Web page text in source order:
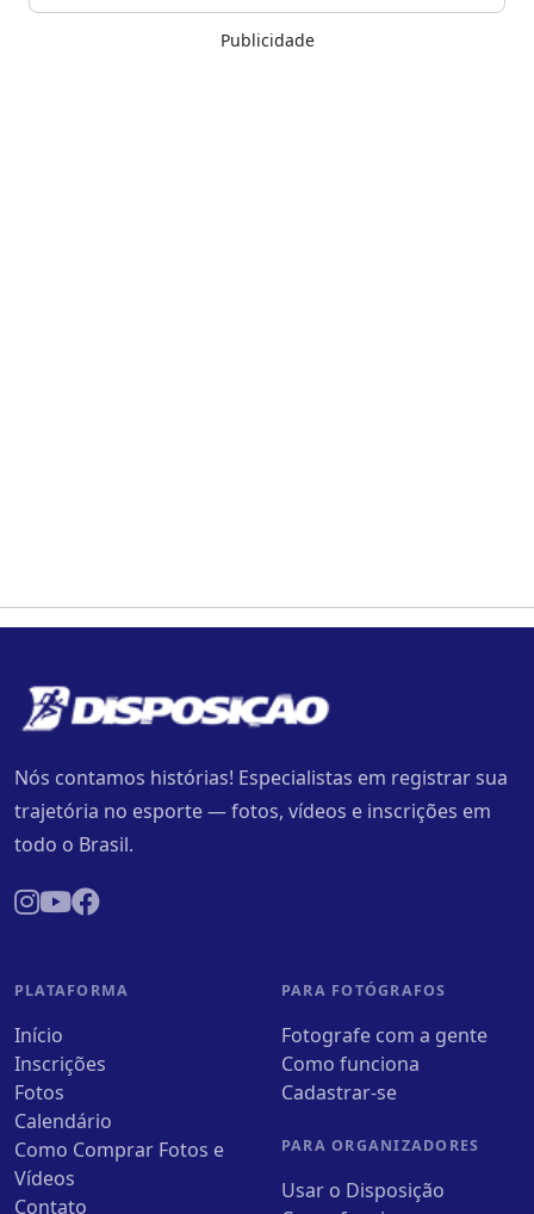
Publicidade
Nós contamos histórias! Especialistas em registrar sua
trajetória no esporte — fotos, vídeos e inscrições em
todo o Brasil.
PLATAFORMA
Início
Inscrições
Fotos
Calendário
Como Comprar Fotos e
Vídeos
Contato
PARA FOTÓGRAFOS
Fotografe com a gente
Como funciona
Cadastrar-se
PARA ORGANIZADORES
Usar o Disposição